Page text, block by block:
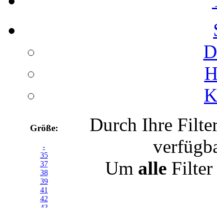
Größe:
-
35
37
38
39
41
42
Durch Ihre
Um alle Filter